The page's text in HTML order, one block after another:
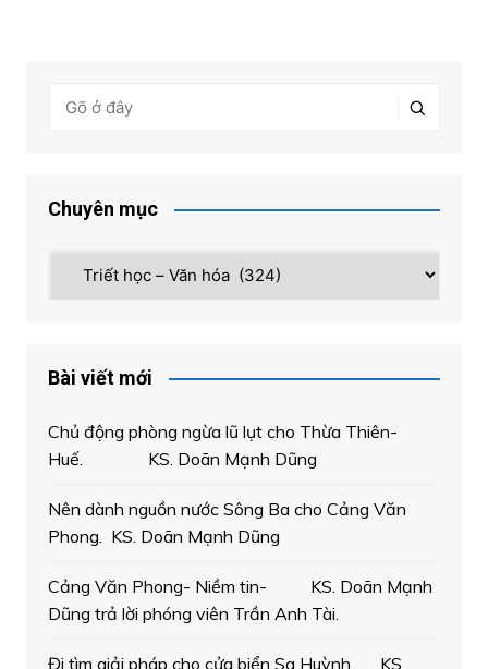
Chuyên mục
Bài viết mới
Chủ động phòng ngừa lũ lụt cho Thừa Thiên-
Huế. KS. Doãn Mạnh Dũng
Nên dành nguồn nước Sông Ba cho Cảng Văn
Phong. KS. Doãn Mạnh Dũng
Cảng Văn Phong- Niềm tin- KS. Doãn Mạnh
Dũng trả lời phóng viên Trần Anh Tài.
Đi tìm giải pháp cho cửa biển Sa Huỳnh. KS.